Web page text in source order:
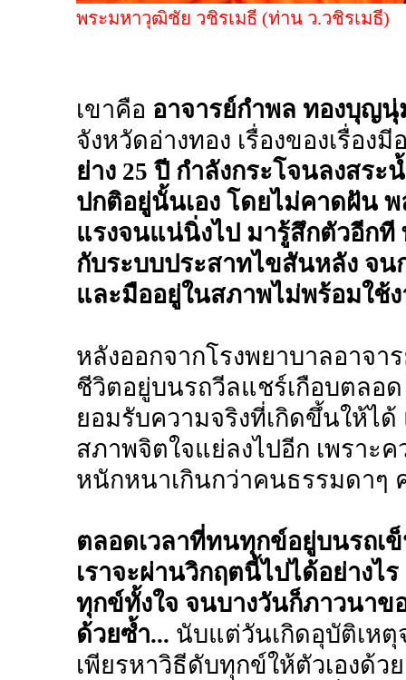
พระมหาวุฒิชัย วชิรเมธี (ท่าน ว.วชิรเมธี)
เขาคือ อาจารย์กำพล ทองบุญนุ่
จังหวัดอ่างทอง เรื่องของเรื่อง
ย่าง 25 ปี กำลังกระโจนลงสร
ปกติอยู่นั้นเอง โดยไม่คาดฝัน
แรงจนแน่นิ่งไป มารู้สึกตัวอีก
กับระบบประสาทไขสันหลัง จ
และมืออยู่ในสภาพไม่พร้อมใ
หลังออกจากโรงพยาบาลอาจ
ชีวิตอยู่บนรถวีลแชร์เกือบตลอ
ยอมรับความจริงที่เกิดขึ้นให้ไ
สภาพจิตใจแย่ลงไปอีก เพรา
หนักหนาเกินกว่าคนธรรมดาๆ
ตลอดเวลาที่ทนทุกข์อยู่บนรถเข็
เราจะผ่านวิกฤตนี้ไปได้อย่าง
ทุกข์ทั้งใจ จนบางวันก็ภาวนาข
ด้วยซ้ำ... นับแต่วันเกิดอุบัติเหตุ
เพียรหาวิธีดับทุกข์ให้ตัวเองด้